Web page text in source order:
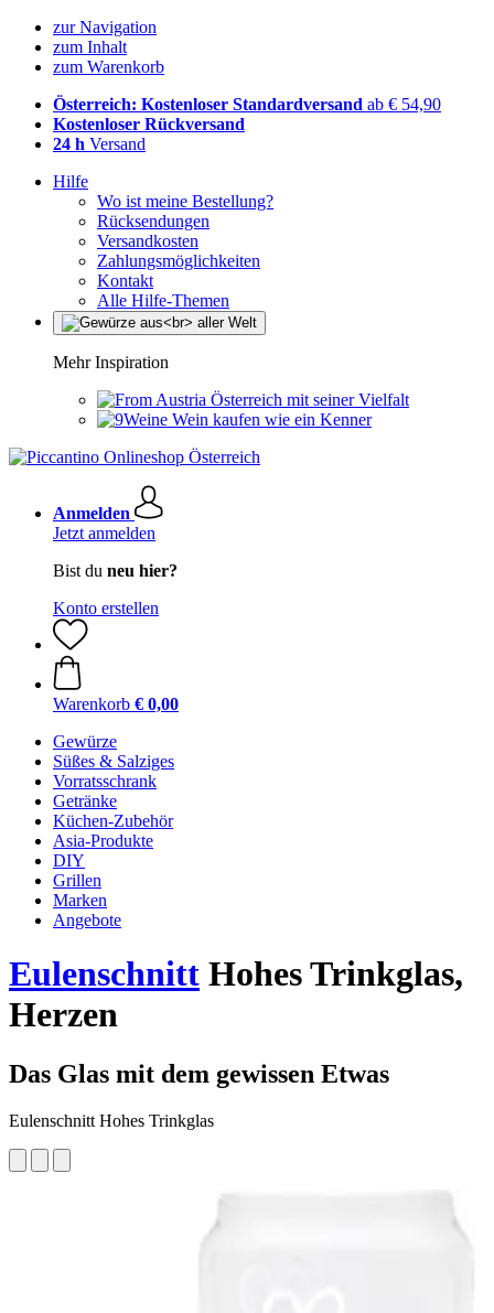
zur Navigation
zum Inhalt
zum Warenkorb
Österreich: Kostenloser Standardversand ab € 54,90
Kostenloser Rückversand
24 h Versand
Hilfe
Wo ist meine Bestellung?
Rücksendungen
Versandkosten
Zahlungsmöglichkeiten
Kontakt
Alle Hilfe-Themen
Mehr Inspiration
Österreich mit seiner Vielfalt
Wein kaufen wie ein Kenner
Anmelden
Jetzt anmelden
Bist du neu hier?
Konto erstellen
Warenkorb € 0,00
Gewürze
Süßes & Salziges
Vorratsschrank
Getränke
Küchen-Zubehör
Asia-Produkte
DIY
Grillen
Marken
Angebote
Eulenschnitt Hohes Trinkglas,
Herzen
Das Glas mit dem gewissen Etwas
Eulenschnitt Hohes Trinkglas